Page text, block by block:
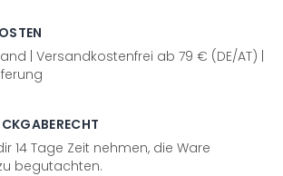
| Versandkostenfrei ab 79 € (DE/AT) |
14 Tage Zeit nehmen, die Ware
begutachten.